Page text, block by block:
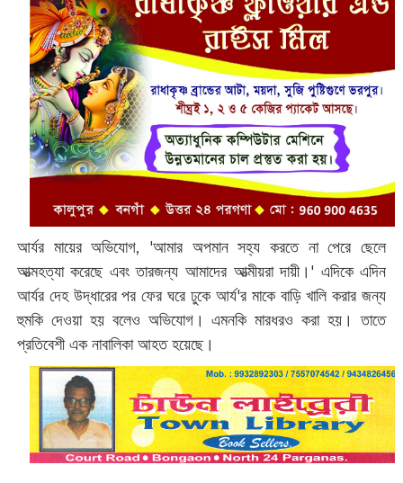
আর্যর মায়ের অভিযোগ, 'আমার অপমান সহ্য করতে না পেরে ছেলে
আত্মহত্যা করেছে এবং তারজন্য আমাদের আত্মীয়রা দায়ী।' এদিকে এদিন
আর্যর দেহ উদ্ধারের পর ফের ঘরে ঢুকে আর্য'র মাকে বাড়ি খালি করার জন্য
হুমকি দেওয়া হয় বলেও অভিযোগ। এমনকি মারধরও করা হয়। তাতে
প্রতিবেশী এক নাবালিকা আহত হয়েছে।